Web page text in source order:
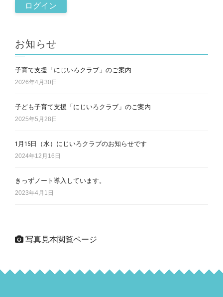
お知らせ
子育て支援「にじいろクラブ」のご案内
2026年4月30日
子ども子育て支援「にじいろクラブ」のご案内
2025年5月28日
1月15日（水）にじいろクラブのお知らせです
2024年12月16日
きっずノート導入しています。
2023年4月1日
写真見本閲覧ページ